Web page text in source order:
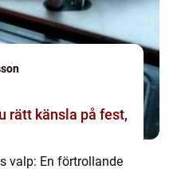
valp: En förtrollande